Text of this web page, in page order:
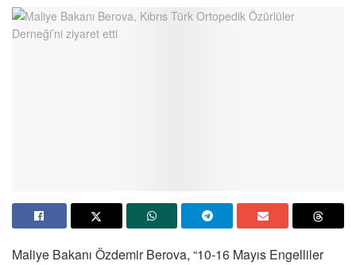
Maliye Bakanı Özdemir Berova, “10-16 Mayıs Engelliler